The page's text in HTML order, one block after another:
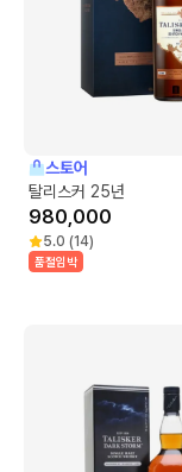
스토어
탈리스커 25년
980,000
5.0 (14)
품절임박